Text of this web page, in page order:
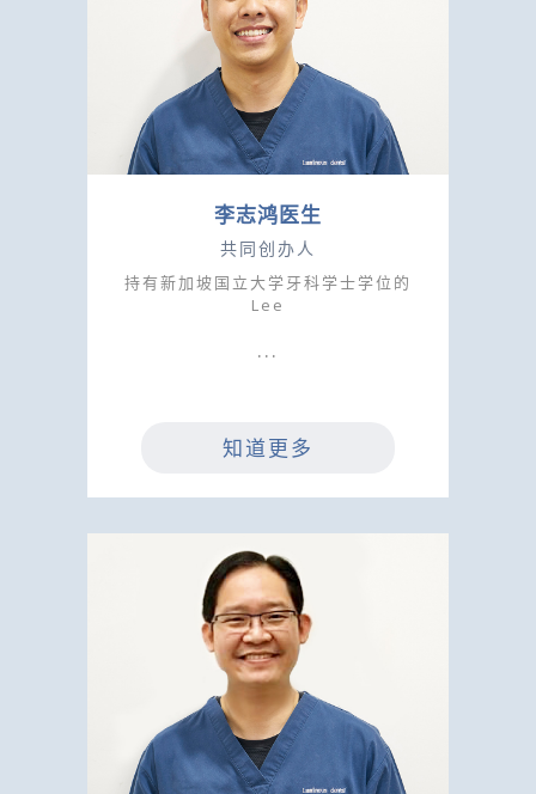
李志鸿医生
共同创办人
持有新加坡国立大学牙科学士学位的
Lee
知道更多